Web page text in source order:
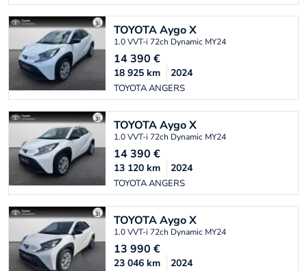
TOYOTAAygo X
1.0 VVT-i 72ch Dynamic MY24
14 390 €
TOYOTA ANGERS
18 925 km 2024
TOYOTAAygo X
1.0 VVT-i 72ch Dynamic MY24
14 390 €
TOYOTA ANGERS
13 120 km 2024
TOYOTAAygo X
1.0 VVT-i 72ch Dynamic MY24
13 990 €
23 046 km 2024